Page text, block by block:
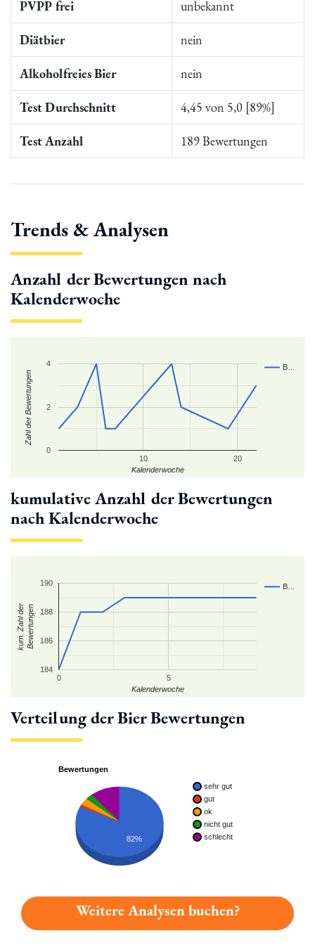
PVPP frei unbekannt
Diätbier nein
Alkoholfreies Bier nein
Test Durchschnitt 4,45 von 5,0 [89%]
Test Anzahl 189 Bewertungen
Trends & Analysen
Anzahl der Bewertungen nach
Kalenderwoche
B…
10 20
0
2
4
Kalenderwoche
Zahl der Bewertungen
kumulative Anzahl der Bewertungen
nach Kalenderwoche
B…
0 5
184
186
188
190
Kalenderwoche
kum. Zahl derBewertungen
Verteilung der Bier Bewertungen
Bewertungen
sehr gut
gut
ok
nicht gut
schlecht
82%
Weitere Analysen buchen?